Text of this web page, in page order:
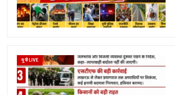
यू पी LIVE